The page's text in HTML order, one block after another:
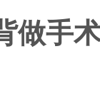
做手